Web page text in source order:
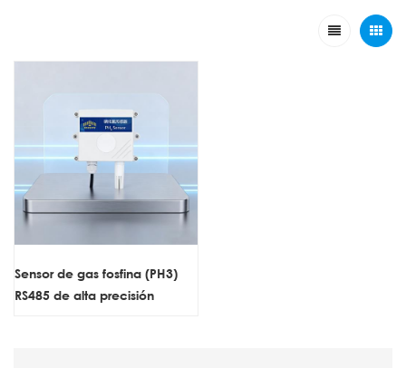
Sensor de gas fosfina (PH3)
RS485 de alta precisión